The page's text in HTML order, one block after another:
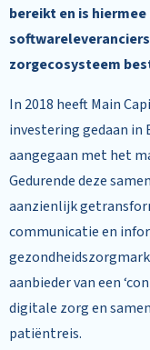
bereikt en is
zorgecosysteem
In 2018 heeft Main
investering gedaan in
aangegaan met het
Gedurende deze
aanzienlijk
communicatie en
aanbieder van een
digitale zorg en
patiëntreis.